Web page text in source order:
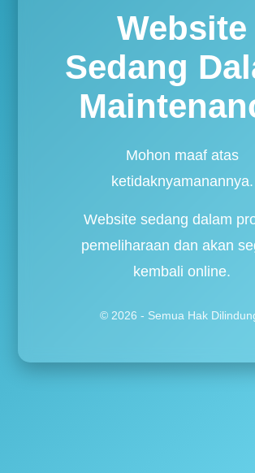
Website
Sedang
Mohon maaf atas
ketidaknyamanannya.
Website sedang dalam
pemeliharaan dan akan
kembali online.
© 2026 - Semua Hak